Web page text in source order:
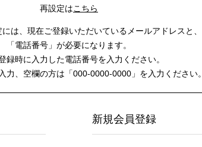
再設定はこちら
は、 現在ご登録いただいているメールアドレスと、
「電話番号」が必要になります。
録時に入力した電話番号を入力ください。
力、空欄の方は 「000-0000-0000」を入力ください。
新規会員登録